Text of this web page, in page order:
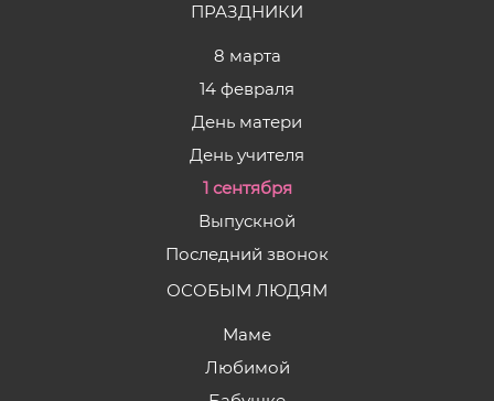
ПРАЗДНИКИ
8 марта
14 февраля
День матери
День учителя
1 сентября
Выпускной
Последний звонок
ОСОБЫМ ЛЮДЯМ
Маме
Любимой